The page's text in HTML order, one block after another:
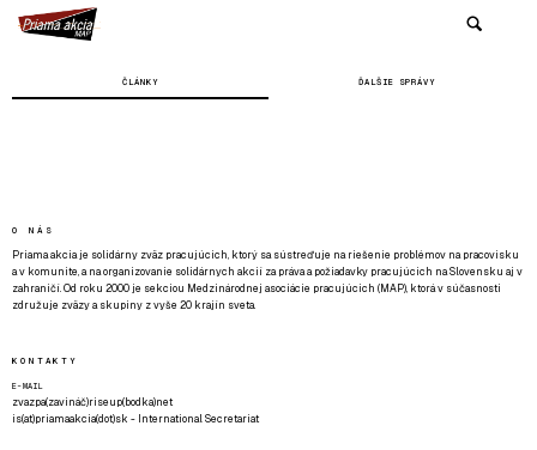
ČLÁNKY ĎALŠIE SPRÁVY
O NÁS
Priama akcia je solidárny zväz pracujúcich, ktorý sa sústreďuje na riešenie problémov na pracovisku
a v komunite, a na organizovanie solidárnych akcií za práva a požiadavky pracujúcich na Slovensku aj v
zahraničí. Od roku 2000 je sekciou Medzinárodnej asociácie pracujúcich (MAP), ktorá v súčasnosti
združuje zväzy a skupiny z vyše 20 krajín sveta.
KONTAKTY
E-MAIL
zvazpa(zavináč)riseup(bodka)net
is(at)priamaakcia(dot)sk - International Secretariat